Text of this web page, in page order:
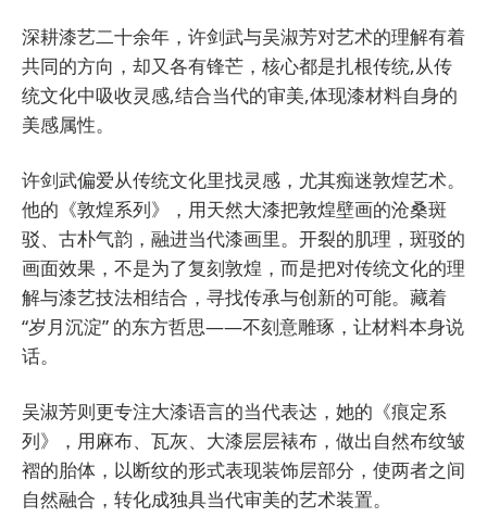
深耕漆艺二十余年，许剑武与吴淑芳对艺术的理解有着
共同的方向，却又各有锋芒，核心都是扎根传统,从传
统文化中吸收灵感,结合当代的审美,体现漆材料自身的
美感属性。
许剑武偏爱从传统文化里找灵感，尤其痴迷敦煌艺术。
他的《敦煌系列》，用天然大漆把敦煌壁画的沧桑斑
驳、古朴气韵，融进当代漆画里。开裂的肌理，斑驳的
画面效果，不是为了复刻敦煌，而是把对传统文化的理
解与漆艺技法相结合，寻找传承与创新的可能。藏着
“岁月沉淀” 的东方哲思——不刻意雕琢，让材料本身说
话。
吴淑芳则更专注大漆语言的当代表达，她的《痕定系
列》，用麻布、瓦灰、大漆层层裱布，做出自然布纹皱
褶的胎体，以断纹的形式表现装饰层部分，使两者之间
自然融合，转化成独具当代审美的艺术装置。